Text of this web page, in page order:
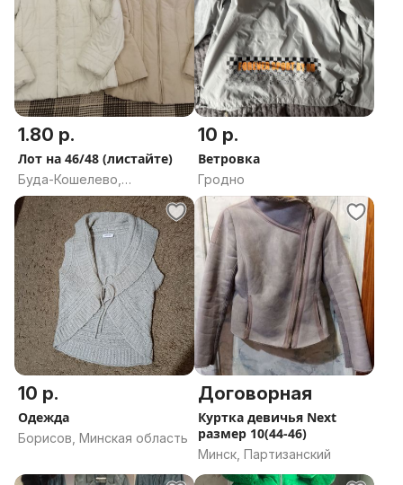
1.80 р.
Лот на 46/48 (листайте)
Буда-Кошелево,
Гомельская область
10 р.
Ветровка
Гродно
10 р.
Одежда
Борисов, Минская область
Договорная
Куртка девичья Next
размер 10(44-46)
Минск, Партизанский